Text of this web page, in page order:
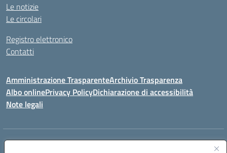
Le notizie
Le circolari
Registro elettronico
Contatti
Amministrazione TrasparenteArchivio Trasparenza
Albo onlinePrivacy PolicyDichiarazione di accessibilità
Note legali
Indirizzo: